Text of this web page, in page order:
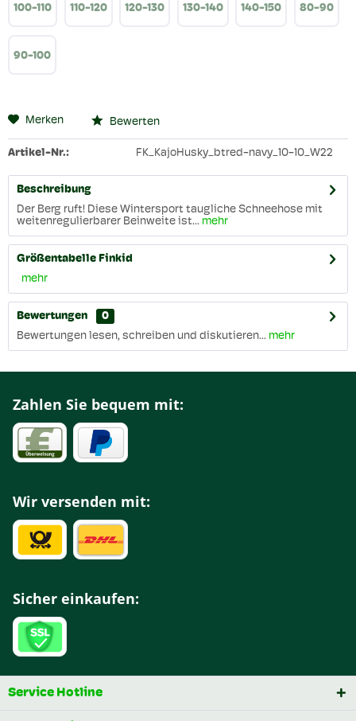
100-110 110-120 120-130 130-140 140-150 80-90
90-100
Merken Bewerten
Artikel-Nr.: FK_KajoHusky_btred-navy_10-10_W22
Beschreibung
Der Berg ruft! Diese Wintersport taugliche Schneehose mit
weitenregulierbarer Beinweite ist... mehr
Größentabelle Finkid
mehr
Bewertungen
0
Bewertungen lesen, schreiben und diskutieren... mehr
Zahlen Sie bequem mit:
Wir versenden mit:
Sicher einkaufen:
Service Hotline